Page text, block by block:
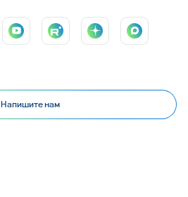
Напишите нам